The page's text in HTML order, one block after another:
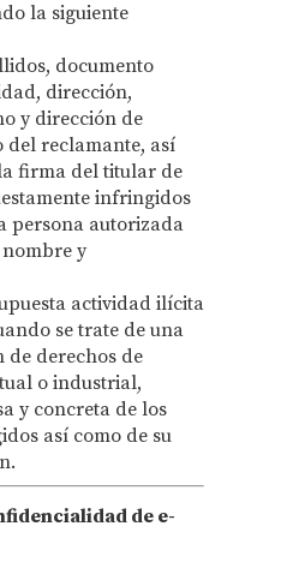
la siguiente
documento
dirección,
y dirección de
del reclamante, así
firma del titular de
infringidos
persona autorizada
y
actividad ilícita
se trate de una
de derechos de
o industrial,
y concreta de los
así como de su
de e-